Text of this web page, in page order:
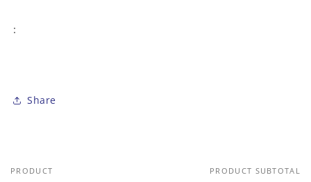
:
Share
Your
PRODUCT PRODUCT SUBTOTAL